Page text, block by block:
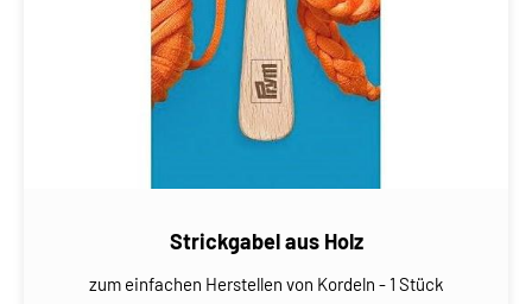
Strickgabel aus Holz
zum einfachen Herstellen von Kordeln - 1 Stück